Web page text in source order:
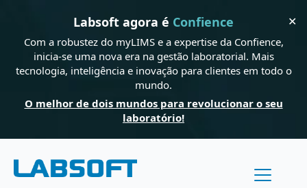
Labsoft agora é Confience
Com a robustez do myLIMS e a expertise da Confience,
inicia-se uma nova era na gestão laboratorial. Mais
tecnologia, inteligência e inovação para clientes em todo o
mundo.
O melhor de dois mundos para revolucionar o seu
laboratório!
✕